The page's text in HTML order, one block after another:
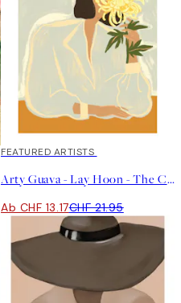
40%*
FEATURED ARTISTS
Arty Guava - Lay Hoon - The Chrysanthemum Poster
Ab CHF 13.17CHF 21.95